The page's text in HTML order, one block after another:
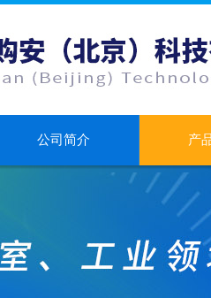
公司简介 产